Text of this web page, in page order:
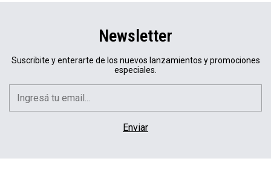
Newsletter
Suscribite y enterarte de los nuevos lanzamientos y promociones
especiales.